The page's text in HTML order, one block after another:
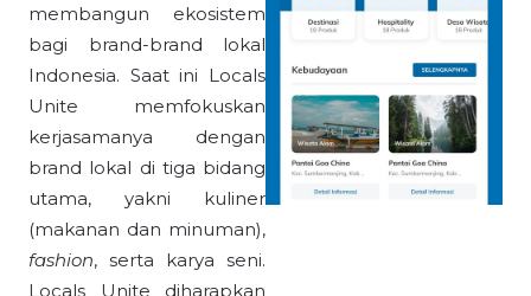
membangun ekosistem
bagi brand-brand lokal
Indonesia. Saat ini Locals
Unite memfokuskan
kerjasamanya dengan
brand lokal di tiga bidang
utama, yakni kuliner
(makanan dan minuman),
fashion, serta karya seni.
Locals Unite diharapkan